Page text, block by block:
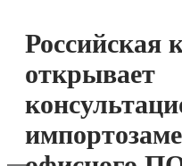
Книги
Российская
открывает